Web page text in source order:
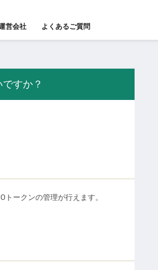
営会社 よくあるご質問
すか？
ークンの管理が行えます。